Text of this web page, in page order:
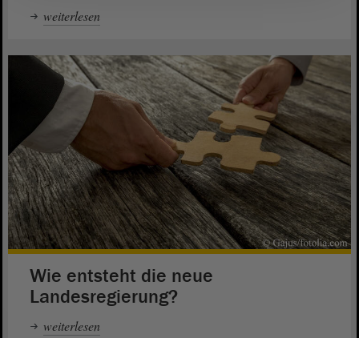
weiterlesen
Wie entsteht die neue
Landesregierung?
weiterlesen